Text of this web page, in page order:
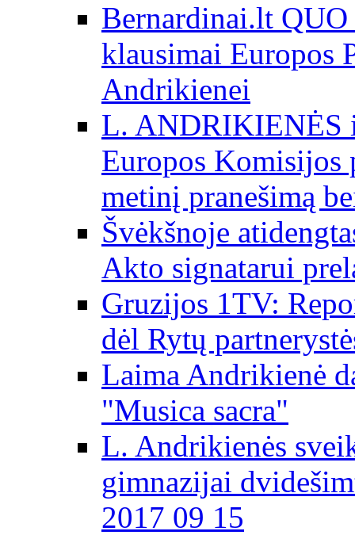
Bernardinai.lt
klausimai Europos
Andrikienei
L. ANDRIKIENĖS
Europos Komisijos
metinį pranešimą
Švėkšnoje
Akto signatarui
Gruzijos 1TV:
dėl Rytų
Laima Andrikienė
"Musica sacra"
L. Andrikienės
gimnazijai
2017 09 15